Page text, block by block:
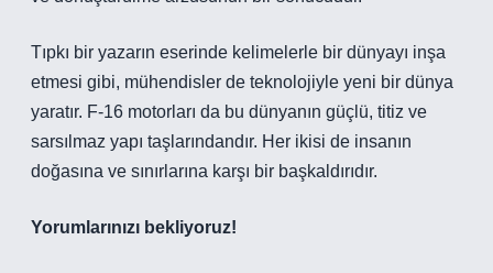
Tıpkı bir yazarın eserinde kelimelerle bir dünyayı inşa
etmesi gibi, mühendisler de teknolojiyle yeni bir dünya
yaratır. F-16 motorları da bu dünyanın güçlü, titiz ve
sarsılmaz yapı taşlarındandır. Her ikisi de insanın
doğasına ve sınırlarına karşı bir başkaldırıdır.
Yorumlarınızı bekliyoruz!